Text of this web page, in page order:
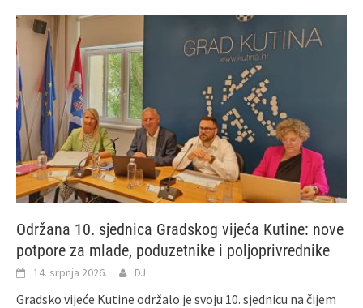
Održana 10. sjednica Gradskog vijeća Kutine: nove
potpore za mlade, poduzetnike i poljoprivrednike
14. srpnja 2026. DJ
Gradsko vijeće Kutine održalo je svoju 10. sjednicu na čijem